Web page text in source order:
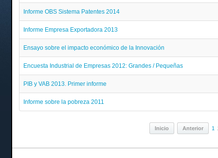
Informe OBS Sistema Patentes 2014
Informe Empresa Exportadora 2013
Ensayo sobre el impacto económico de la Innovación
Encuesta Industrial de Empresas 2012: Grandes / Pequeñas
PIB y VAB 2013. Primer informe
Informe sobre la pobreza 2011
Inicio Anterior 1